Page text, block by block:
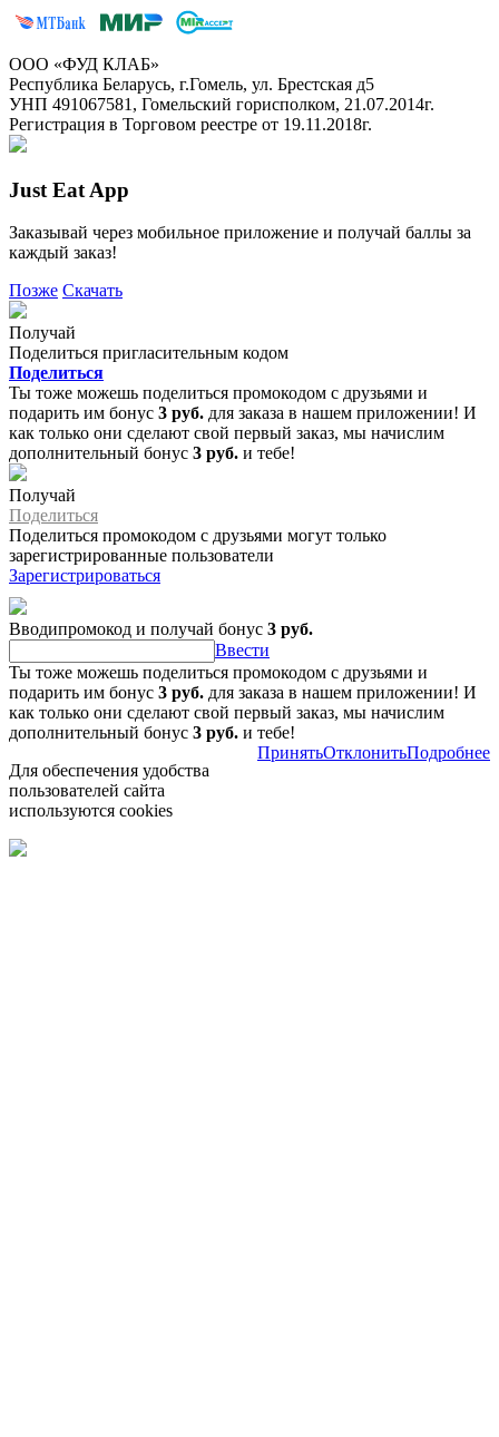
ООО «ФУД КЛАБ»
Республика Беларусь, г.Гомель, ул. Брестская д5
УНП 491067581, Гомельский горисполком, 21.07.2014г.
Регистрация в Торговом реестре от 19.11.2018г.
Just Eat App
Заказывай через мобильное приложение и получай баллы за
каждый заказ!
Позже Скачать
Получай
Поделиться пригласительным кодом
Поделиться
Ты тоже можешь поделиться промокодом с друзьями и
подарить им бонус 3 руб. для заказа в нашем приложении! И
как только они сделают свой первый заказ, мы начислим
дополнительный бонус 3 руб. и тебе!
Получай
Поделиться
Поделиться промокодом с друзьями могут только
зарегистрированные пользователи
Зарегистрироваться
Вводипромокод и получай бонус 3 руб.
Ввести
Ты тоже можешь поделиться промокодом с друзьями и
подарить им бонус 3 руб. для заказа в нашем приложении! И
как только они сделают свой первый заказ, мы начислим
дополнительный бонус 3 руб. и тебе!
Для обеспечения удобства
пользователей сайта
используются cookies
ПринятьОтклонитьПодробнее